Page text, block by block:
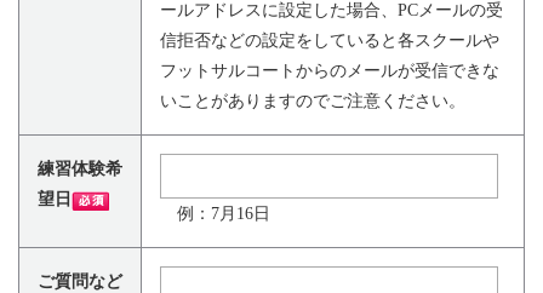
ールアドレスに設定した場合、PCメールの受
信拒否などの設定をしていると各スクールや
フットサルコートからのメールが受信できな
いことがありますのでご注意ください。
練習体験希
望日
例：7月16日
ご質問など